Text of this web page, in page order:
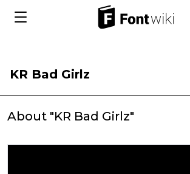
KR Bad Girlz
About "KR Bad Girlz"